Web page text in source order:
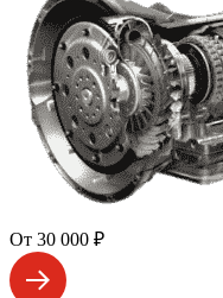
От 30 000 ₽